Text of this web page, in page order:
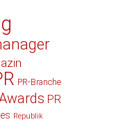
PR-Branche
PR
Republik